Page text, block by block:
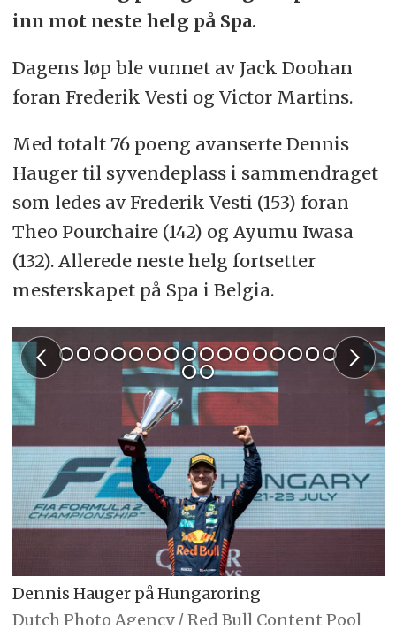
inn mot neste helg på Spa.
Dagens løp ble vunnet av Jack Doohan
foran Frederik Vesti og Victor Martins.
Med totalt 76 poeng avanserte Dennis
Hauger til syvendeplass i sammendraget
som ledes av Frederik Vesti (153) foran
Theo Pourchaire (142) og Ayumu Iwasa
(132). Allerede neste helg fortsetter
mesterskapet på Spa i Belgia.
Dennis Hauger på Hungaroring
Dutch Photo Agency / Red Bull Content Pool